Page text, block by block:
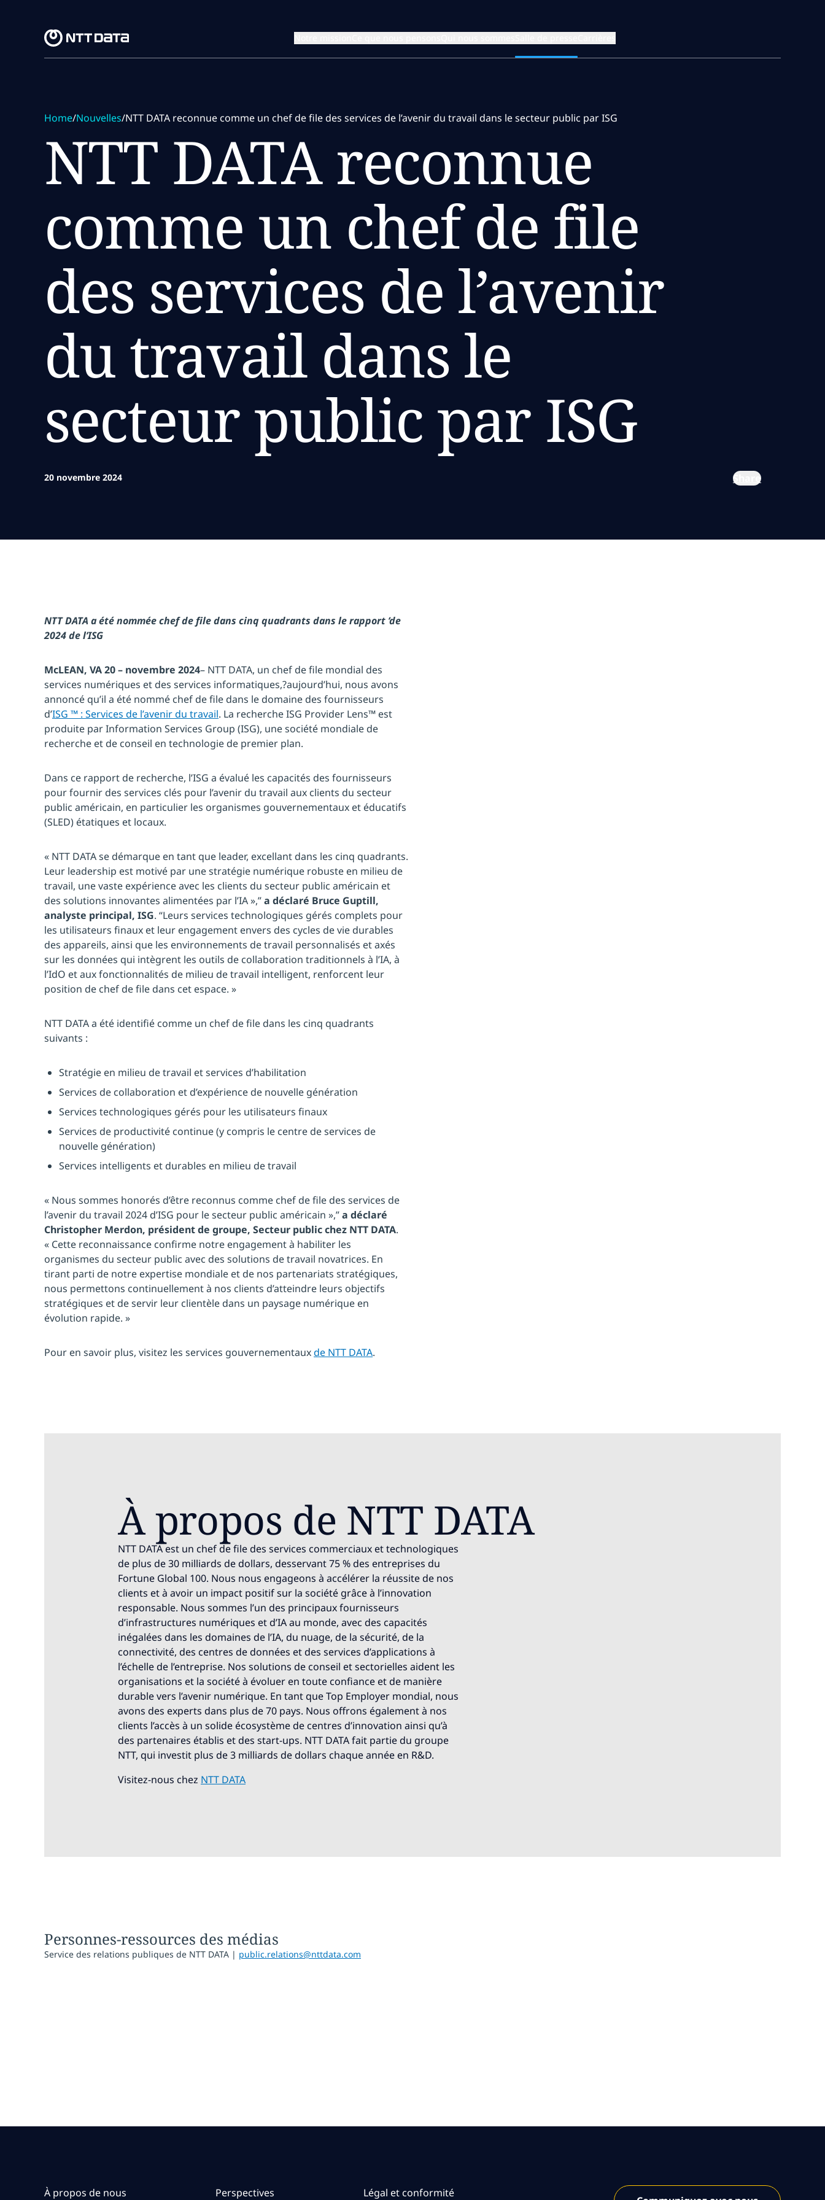
Home/Nouvelles/NTT DATA reconnue comme un chef de file des services de l’avenir du travail dans le secteur public par ISG
NTT DATA reconnue
comme un chef de file
des services de l’avenir
du travail dans le
secteur public par ISG
20 novembre 2024 Share
NTT DATA a été nommée chef de file dans cinq quadrants dans le rapport ’de
2024 de l’ISG
McLEAN, VA 20 – novembre 2024– NTT DATA, un chef de file mondial des
services numériques et des services informatiques,?aujourd’hui, nous avons
annoncé qu’il a été nommé chef de file dans le domaine des fournisseurs
d’ISG ™ : Services de l’avenir du travail. La recherche ISG Provider Lens™ est
produite par Information Services Group (ISG), une société mondiale de
recherche et de conseil en technologie de premier plan.
Dans ce rapport de recherche, l’ISG a évalué les capacités des fournisseurs
pour fournir des services clés pour l’avenir du travail aux clients du secteur
public américain, en particulier les organismes gouvernementaux et éducatifs
(SLED) étatiques et locaux.
« NTT DATA se démarque en tant que leader, excellant dans les cinq quadrants.
Leur leadership est motivé par une stratégie numérique robuste en milieu de
travail, une vaste expérience avec les clients du secteur public américain et
des solutions innovantes alimentées par l’IA »,”a déclaré Bruce Guptill,
analyste principal, ISG. “Leurs services technologiques gérés complets pour
les utilisateurs finaux et leur engagement envers des cycles de vie durables
des appareils, ainsi que les environnements de travail personnalisés et axés
sur les données qui intègrent les outils de collaboration traditionnels à l’IA, à
l’IdO et aux fonctionnalités de milieu de travail intelligent, renforcent leur
position de chef de file dans cet espace. »
NTT DATA a été identifié comme un chef de file dans les cinq quadrants
suivants :
Stratégie en milieu de travail et services d’habilitation
Services de collaboration et d’expérience de nouvelle génération
Services technologiques gérés pour les utilisateurs finaux
Services de productivité continue (y compris le centre de services de
nouvelle génération)
Services intelligents et durables en milieu de travail
« Nous sommes honorés d’être reconnus comme chef de file des services de
l’avenir du travail 2024 d’ISG pour le secteur public américain »,”a déclaré
Christopher Merdon, président de groupe, Secteur public chez NTT DATA.
« Cette reconnaissance confirme notre engagement à habiliter les
organismes du secteur public avec des solutions de travail novatrices. En
tirant parti de notre expertise mondiale et de nos partenariats stratégiques,
nous permettons continuellement à nos clients d’atteindre leurs objectifs
stratégiques et de servir leur clientèle dans un paysage numérique en
évolution rapide. »
Pour en savoir plus, visitez les services gouvernementauxde NTT DATA.
À propos de NTT DATA
NTT DATA est un chef de file des services commerciaux et technologiques
de plus de 30 milliards de dollars, desservant 75 % des entreprises du
Fortune Global 100. Nous nous engageons à accélérer la réussite de nos
clients et à avoir un impact positif sur la société grâce à l’innovation
responsable. Nous sommes l’un des principaux fournisseurs
d’infrastructures numériques et d’IA au monde, avec des capacités
inégalées dans les domaines de l’IA, du nuage, de la sécurité, de la
connectivité, des centres de données et des services d’applications à
l’échelle de l’entreprise. Nos solutions de conseil et sectorielles aident les
organisations et la société à évoluer en toute confiance et de manière
durable vers l’avenir numérique. En tant que Top Employer mondial, nous
avons des experts dans plus de 70 pays. Nous offrons également à nos
clients l’accès à un solide écosystème de centres d’innovation ainsi qu’à
des partenaires établis et des start-ups. NTT DATA fait partie du groupe
NTT, qui investit plus de 3 milliards de dollars chaque année en R&D.
Visitez-nous chez NTT DATA
Personnes-ressources des médias
Service des relations publiques de NTT DATA | public.relations@nttdata.com
À propos de nous Perspectives Légal et conformité